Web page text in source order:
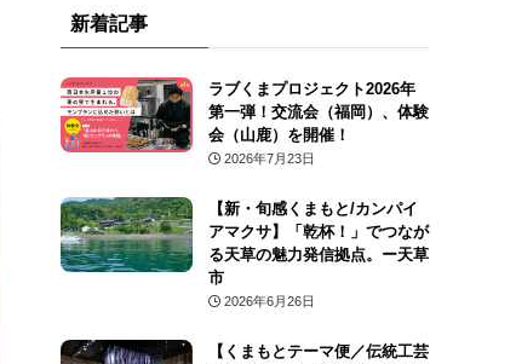
新着記事
ラブくまプロジェクト2026年
第一弾！交流会（福岡）、体験
会（山鹿）を開催！
2026年7月23日
【新・旬感くまもと/カンパイ
アマクサ】「乾杯！」でつなが
る天草の魅力発信拠点。ー天草
市
2026年6月26日
【くまもとテーマ便／伝統工芸